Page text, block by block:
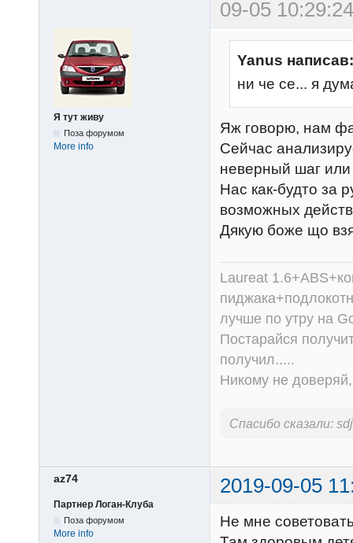
09-05
Я тут живу
Поза форумом
More info
Yanus написав:
ни че се... я
Яж говорю, нам
Сейчас
неверный шаг
Нас как-будто за
возможных
Дякую боже що
Laureat
лучше по утру на
Постарайся
получил.....
Никому не
Спасибо сказали:
az74 2019-09-05
Партнер Логан-Клуба
Поза форумом
More info
Не мне